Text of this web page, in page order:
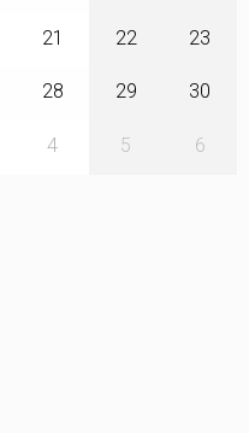
21 22 23
28 29 30
4 5 6